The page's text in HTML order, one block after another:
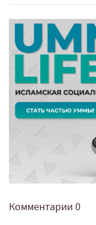
Комментарии 0